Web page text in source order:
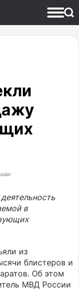
в
из
блистеров и
Об этом
МВД России